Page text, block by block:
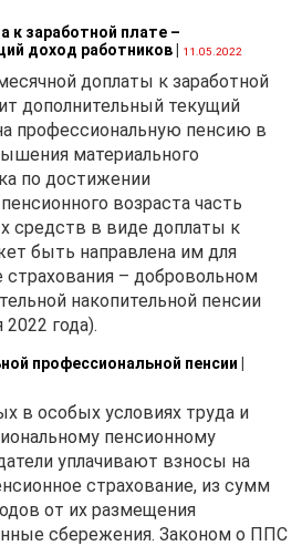
законодательством
требований при выпуске
товаров в свободное
обращение);
· расходов на
страхование груза;
· транспортных
расходов по приобретению
товара;
· предельной
максимальной надбавки в
размере 10 % от
контрактной цены.
стройматериалы
применяются предельные
торговые надбавки в
порядке, установленном
Постановлением № 73.
к заработной плате –
доход работников| 11.05.2022
доплаты к заработной
дополнительный текущий
профессиональную пенсию в
материального
по достижении
возраста часть
средств в виде доплаты к
быть направлена им для
– добровольном
накопительной пенсии
года).
профессиональной пенсии |
в особых условиях труда и
пенсионному
уплачивают взносы на
страхование, из сумм
от их размещения
сбережения. Законом о ППС